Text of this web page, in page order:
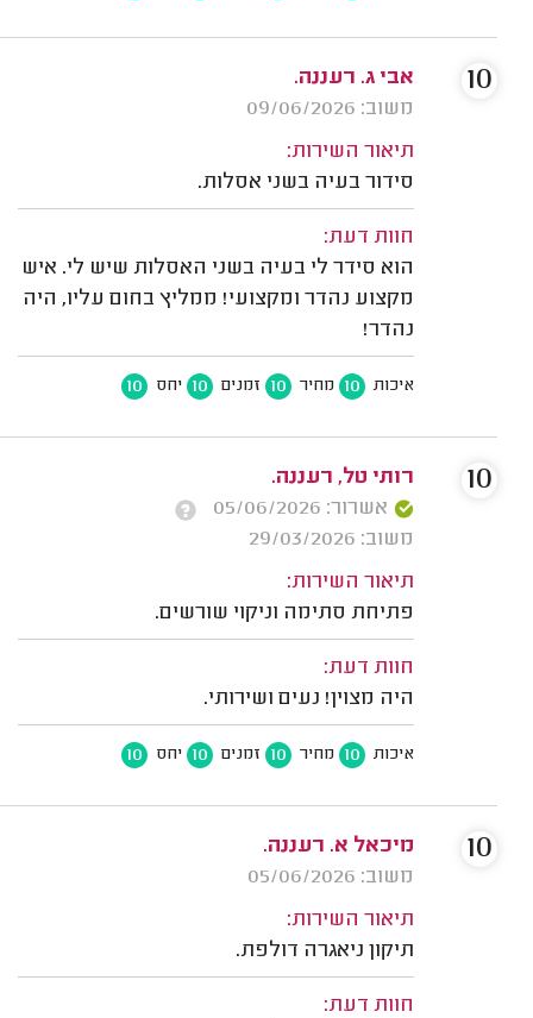
אבי ג. רעננה.
משוב: 09/06/2026
תיאור השירות:
סידור בעיה בשני אסלות.
חוות דעת:
הוא סידר לי בעיה בשני האסלות שיש לי. איש
מקצוע נהדר ומקצועי! ממליץ בחום עליו, היה
נהדר!
איכות 10 מחיר 10 זמנים 10 יחס 10
10
רותי טל, רעננה.
אשרור: 05/06/2026
משוב: 29/03/2026
תיאור השירות:
פתיחת סתימה וניקוי שורשים.
חוות דעת:
היה מצוין! נעים ושירותי.
איכות 10 מחיר 10 זמנים 10 יחס 10
10
מיכאל א. רעננה.
משוב: 05/06/2026
תיאור השירות:
תיקון ניאגרה דולפת.
חוות דעת:
10